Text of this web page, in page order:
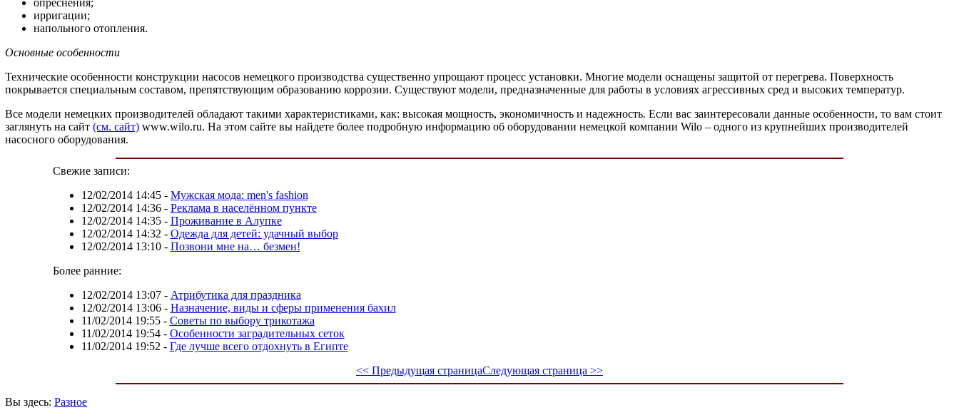
ирригации;
напольного отопления.
Основные особенности
Технические особенности конструкции насосов немецкого производства существенно упрощают процесс установки. Многие модели оснащены защитой от перегрева. Поверхность
покрывается специальным составом, препятствующим образованию коррозии. Существуют модели, предназначенные для работы в условиях агрессивных сред и высоких температур.
Все модели немецких производителей обладают такими характеристиками, как: высокая мощность, экономичность и надежность. Если вас заинтересовали данные особенности, то вам стоит
заглянуть на сайт (см. сайт) www.wilo.ru. На этом сайте вы найдете более подробную информацию об оборудовании немецкой компании Wilo – одного из крупнейших производителей
насосного оборудования.
Свежие записи:
12/02/2014 14:45- Мужская мода: men's fashion
12/02/2014 14:36- Реклама в населённом пункте
12/02/2014 14:35- Проживание в Алупке
12/02/2014 14:32 - Одежда для детей: удачный выбор
12/02/2014 13:10- Позвони мне на… безмен!
Более ранние:
12/02/2014 13:07- Атрибутика для праздника
12/02/2014 13:06- Назначение, виды и сферы применения бахил
11/02/2014 19:55- Советы по выбору трикотажа
11/02/2014 19:54- Особенности заградительных сеток
11/02/2014 19:52 - Где лучше всего отдохнуть в Египте
<< Предыдущая страницаСледующая страница >>
Вы здесь: Разное